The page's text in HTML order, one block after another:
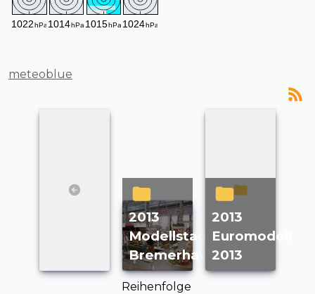
meteoblue
2013
Modellstadt
Bremerhaven
2013
Euromodell
2013
Reihenfolge